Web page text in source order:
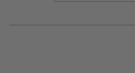
painonpudotusta. Näihin